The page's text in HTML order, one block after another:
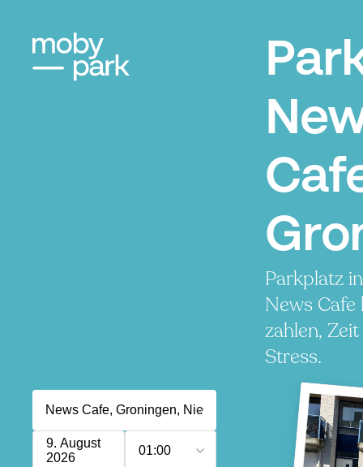
Parkplatz
News Cafe
zahlen,
Stress.
9. August
2026
01:00